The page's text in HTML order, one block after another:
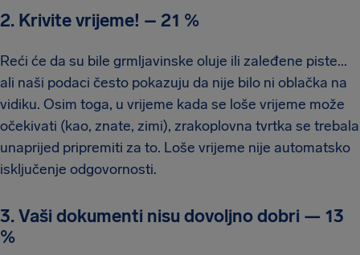
2. Krivite vrijeme! – 21 %
Reći će da su bile grmljavinske oluje ili zaleđene piste...
ali naši podaci često pokazuju da nije bilo ni oblačka na
vidiku. Osim toga, u vrijeme kada se loše vrijeme može
očekivati (kao, znate, zimi), zrakoplovna tvrtka se trebala
unaprijed pripremiti za to. Loše vrijeme nije automatsko
isključenje odgovornosti.
3. Vaši dokumenti nisu dovoljno dobri — 13
%